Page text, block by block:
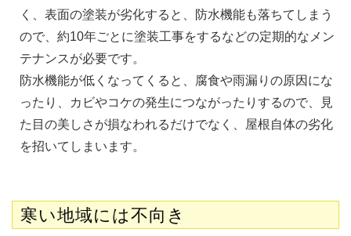
く、表面の塗装が劣化すると、防水機能も落ちてしまう
ので、約10年ごとに塗装工事をするなどの定期的なメン
テナンスが必要です。
防水機能が低くなってくると、腐食や雨漏りの原因にな
ったり、カビやコケの発生につながったりするので、見
た目の美しさが損なわれるだけでなく、屋根自体の劣化
を招いてしまいます。
寒い地域には不向き